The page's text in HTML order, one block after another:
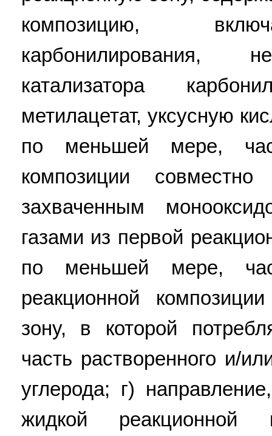
композицию,
карбонилирования,
катализатора
метилацетат, уксусную
по меньшей мере,
композиции
захваченным
газами из первой
по меньшей мере,
реакционной
зону, в которой
часть растворенного и/
углерода; г)
жидкой реакционной